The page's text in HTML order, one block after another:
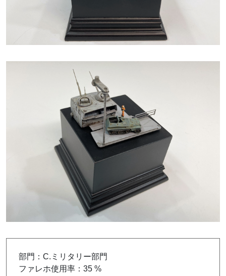
部門：C.ミリタリー部門
ファレホ使用率：35 %